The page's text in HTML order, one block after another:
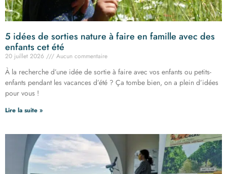
5 idées de sorties nature à faire en famille avec des
enfants cet été
20 juillet 2026 Aucun commentaire
À la recherche d’une idée de sortie à faire avec vos enfants ou petits-
enfants pendant les vacances d’été ? Ça tombe bien, on a plein d’idées
pour vous !
Lire la suite »